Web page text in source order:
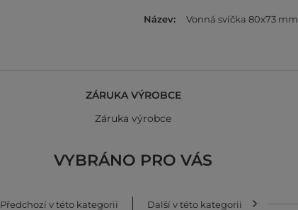
Název Vonná svíčka 80x73 mm
ZÁRUKA VÝROBCE
Záruka výrobce
VYBRÁNO PRO VÁS
Předchozí v této kategorii Další v této kategorii